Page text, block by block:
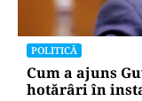
POLITICĂ
Cum a ajuns
hotărâri în